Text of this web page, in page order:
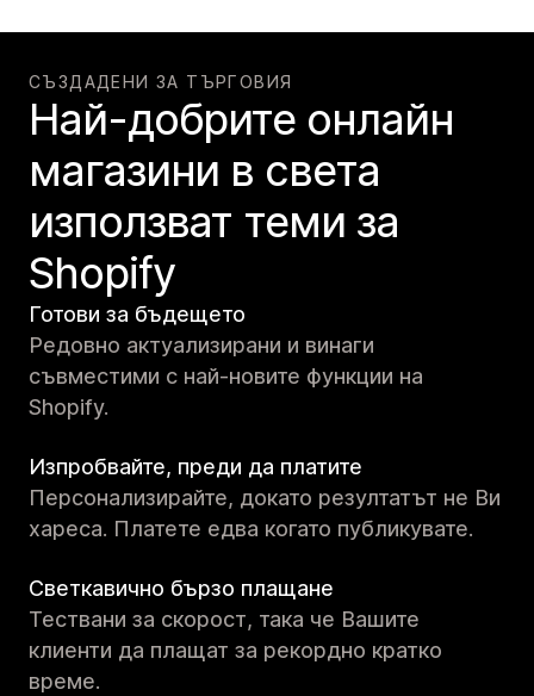
СЪЗДАДЕНИ ЗА ТЪРГОВИЯ
Най-добрите онлайн
магазини в света
използват теми за
Shopify
Готови за бъдещето
Редовно актуализирани и винаги
съвместими с най-новите функции на
Shopify.
Изпробвайте, преди да платите
Персонализирайте, докато резултатът не Ви
хареса. Платете едва когато публикувате.
Светкавично бързо плащане
Тествани за скорост, така че Вашите
клиенти да плащат за рекордно кратко
време.